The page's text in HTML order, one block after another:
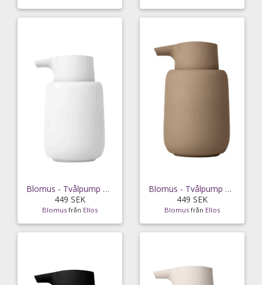
Blomus - Tvålpump Sono 250ml - Vit
449 SEK
Blomus från Ellos
Blomus - Tvålpump Sono 250ml - Brun
449 SEK
Blomus från Ellos